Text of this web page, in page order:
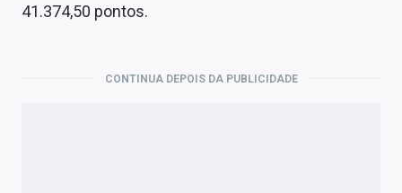
41.374,50 pontos.
CONTINUA DEPOIS DA PUBLICIDADE